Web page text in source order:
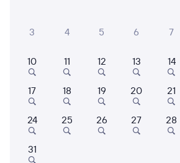
Куда
Когда
Кто едет
Найти поезда
3 4 5 6 7
10 11 12 13 14
17 18 19 20 21
24 25 26 27 28
31